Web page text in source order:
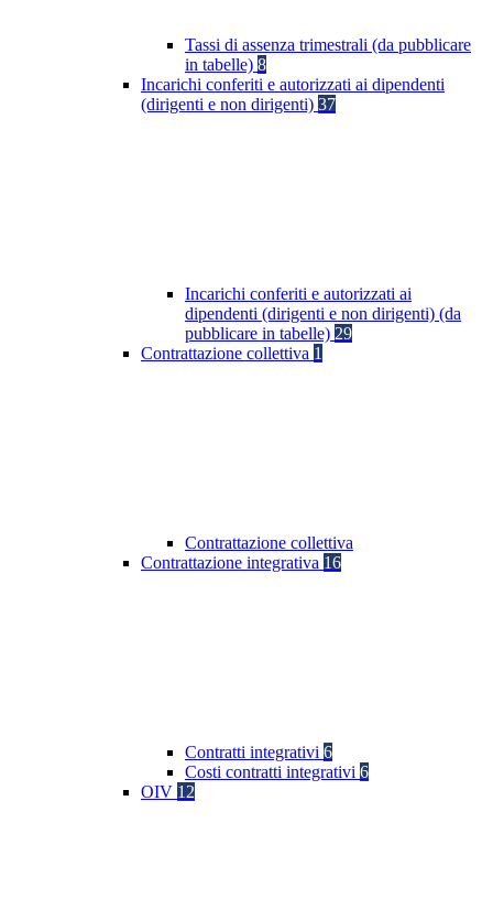
Tassi di assenza trimestrali (da pubblicare
in tabelle) 8
Incarichi conferiti e autorizzati ai dipendenti
(dirigenti e non dirigenti) 37
Incarichi conferiti e autorizzati ai
dipendenti (dirigenti e non dirigenti) (da
pubblicare in tabelle) 29
Contrattazione collettiva 1
Contrattazione collettiva
Contrattazione integrativa 16
Contratti integrativi 6
Costi contratti integrativi 6
OIV 12